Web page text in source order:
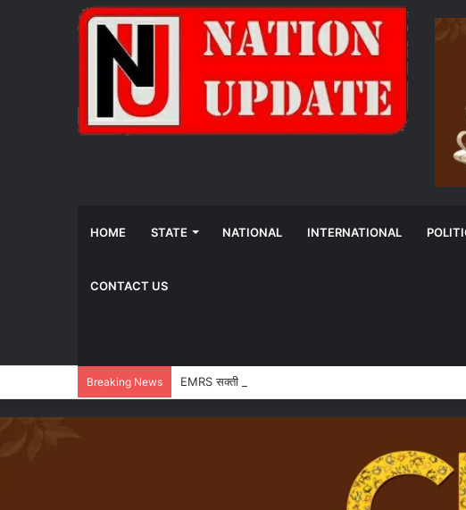
HOME STATE NATIONAL INTERNATIONAL
CONTACT US
Breaking News EMRS सक्ती के प्राचार्य मनोज गुप्ता निलंबित, छात्र की संदिग्ध मौत के